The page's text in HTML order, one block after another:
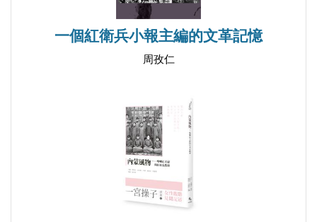
一個紅衛兵小報主編的文革記憶
周孜仁